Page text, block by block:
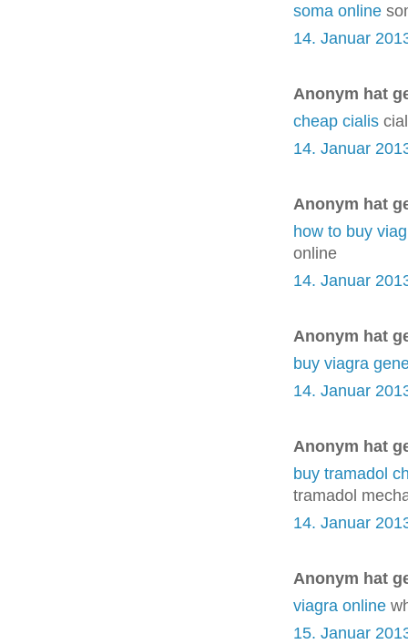
soma online
14. Januar
Anonym hat
cheap cialis
14. Januar
Anonym hat
how to buy
online
14. Januar
Anonym hat
buy viagra
14. Januar
Anonym hat
buy tramadol
tramadol
14. Januar
Anonym hat
viagra online
15. Januar